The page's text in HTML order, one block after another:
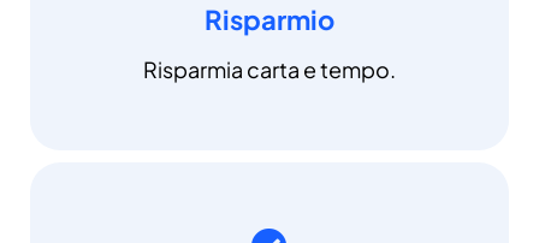
Risparmio
Risparmia carta e tempo.